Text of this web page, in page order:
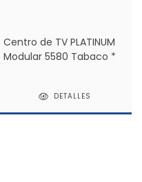
Centro de TV PLATINUM
Modular 5580 Tabaco *
DETALLES